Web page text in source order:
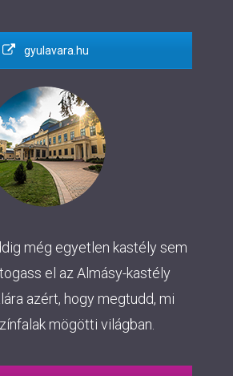
gyulavara.hu
még egyetlen kastély sem
el az Almásy-kastély
azért, hogy megtudd, mi
mögötti világban.